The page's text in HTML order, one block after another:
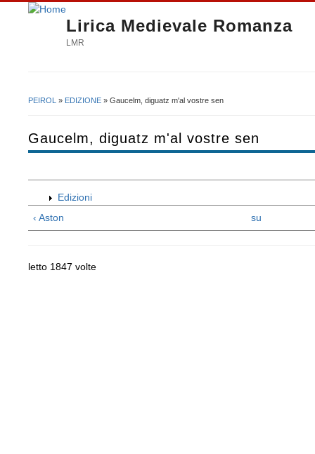
Lirica Medievale Romanza
LMR
PEIROL » EDIZIONE » Gaucelm, diguatz m'al vostre sen
Gaucelm, diguatz m'al vostre sen
Edizioni
‹ Aston
su
letto 1847 volte